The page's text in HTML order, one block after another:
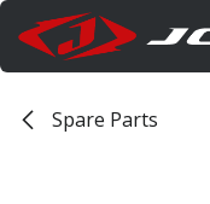
Overslaan naar inhoud
Spare Parts